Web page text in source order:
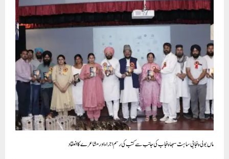
ماں بولی پنجابی ساہت سبھا پنجاب کی جانب سے کتب کی رسم اجراء ا ور مشاعرے کا انعقاد